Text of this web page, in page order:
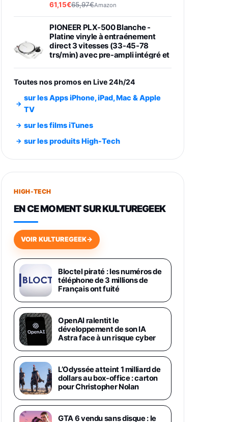
61,15€65,97€Amazon
PIONEER PLX-500 Blanche -
Platine vinyle à entraénement
direct 3 vitesses (33-45-78
trs/min) avec pre-ampli intégré et
Smartphone SAMSUNG Galaxy
Smartphone SAMSUNG Galaxy
S26+ Violet 256Go
749,99€1240,43€Fnac (Vendeur Tiers)
648,63€
Smartphone Android 5G avec
Galaxy AI, 512 Go, Chargeur
Secteur Rapide 25W Inclus,
Smartphone déverrouillé, Noir,
Version FR
1019€1399€Fnac (Vendeur Tiers)
Galaxy S26 Ultra 512 Go Bleu
1019€ 1399€Fnac (Vendeur Tiers)
Galaxy S26 Ultra 256 Go Violet
892€1199€
Philips SHK2000BL - Casque
Enfant - Bleu & Répartiteur Audio
5 Casques, Blanc
24,94€ 29,96€Fnac (Vendeur Tiers)
Toutes nos promos en Live 24h/24
sur les Apps iPhone, iPad, Mac & Apple
TV
sur les films iTunes
sur les produits High-Tech
HIGH-TECH
EN CE MOMENT SUR KULTUREGEEK
VOIR KULTUREGEEK→
Bloctel piraté : les numéros de
téléphone de 3 millions de
Français ont fuité
OpenAI ralentit le
développement de son IA
Astra face à un risque cyber
L’Odyssée atteint 1 milliard de
dollars au box-office : carton
pour Christopher Nolan
GTA 6 vendu sans disque : le